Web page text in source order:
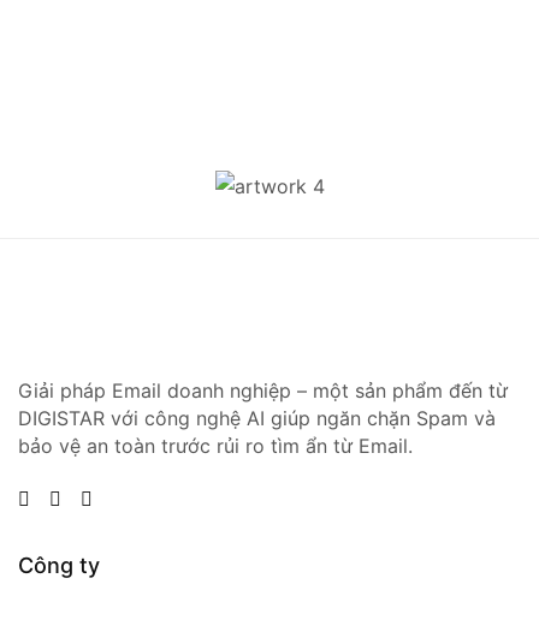
Giải pháp Email doanh nghiệp – một sản phẩm đến từ
DIGISTAR với công nghệ AI giúp ngăn chặn Spam và
bảo vệ an toàn trước rủi ro tìm ẩn từ Email.
Công ty